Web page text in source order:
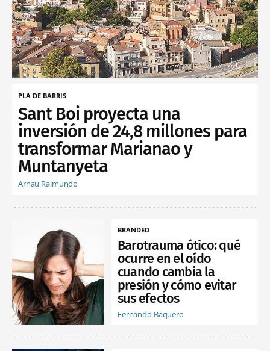
PLA DE BARRIS
Sant Boi proyecta una
inversión de 24,8 millones para
transformar Marianao y
Muntanyeta
Arnau Raimundo
BRANDED
Barotrauma ótico: qué
ocurre en el oído
cuando cambia la
presión y cómo evitar
sus efectos
Fernando Baquero